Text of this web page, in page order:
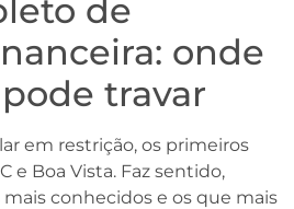
de
onde
travar
em restrição, os primeiros
e Boa Vista. Faz sentido,
conhecidos e os que mais